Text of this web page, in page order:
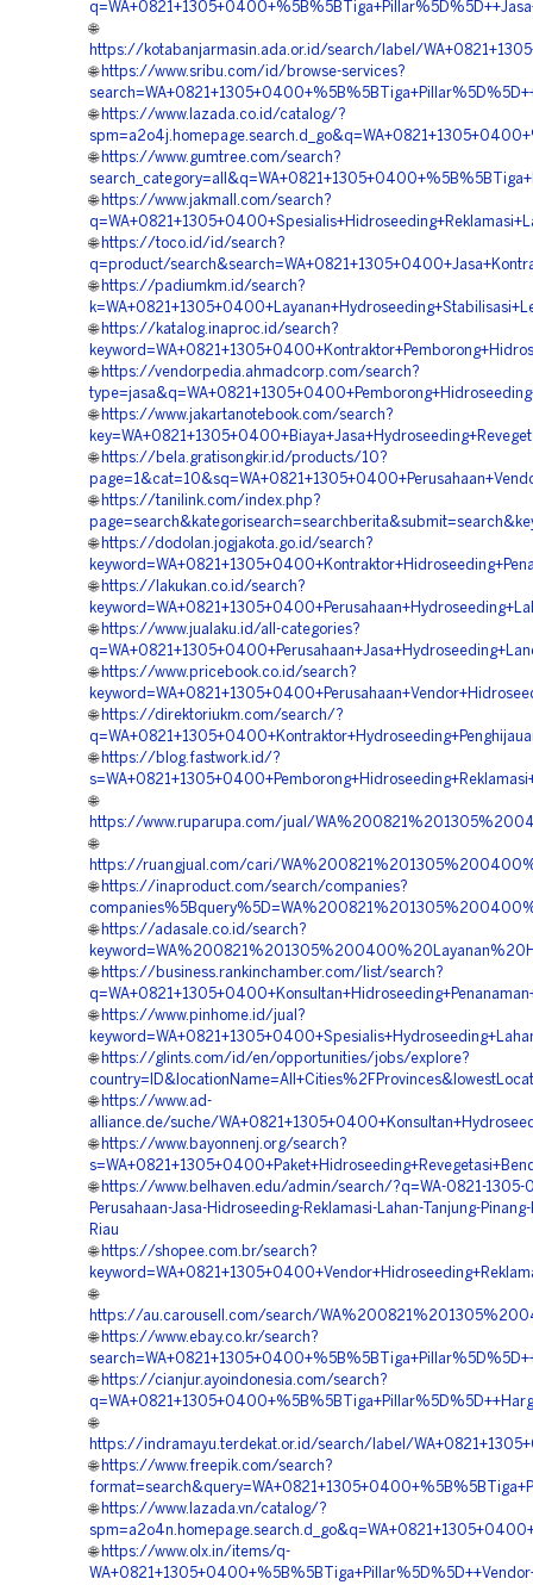
🌐
https://kotabanjarmasin.ada.or.id/search/label/
🌐 https://www.sribu.com/id/browse-services?
🌐 https://www.lazada.co.id/catalog/?
🌐 https://www.gumtree.com/search?
🌐 https://www.jakmall.com/search?
🌐 https://toco.id/id/search?
q=product/
🌐 https://padiumkm.id/search?
🌐 https://katalog.inaproc.id/search?
🌐 https://vendorpedia.ahmadcorp.com/search?
🌐 https://www.jakartanotebook.com/search?
🌐 https://bela.gratisongkir.id/products/10?
🌐 https://tanilink.com/index.php?
🌐 https://dodolan.jogjakota.go.id/search?
🌐 https://lakukan.co.id/search?
🌐 https://www.jualaku.id/all-categories?
🌐 https://www.pricebook.co.id/search?
🌐 https://direktoriukm.com/search/?
🌐 https://blog.fastwork.id/?
🌐
https://www.ruparupa.com/jual/
🌐
https://ruangjual.com/cari/
🌐 https://inaproduct.com/search/companies?
🌐 https://adasale.co.id/search?
🌐 https://business.rankinchamber.com/list/search?
🌐 https://www.pinhome.id/jual?
🌐 https://glints.com/id/en/opportunities/jobs/explore?
🌐 https://www.ad-
alliance.de/suche/
🌐 https://www.bayonnenj.org/search?
🌐 https://www.belhaven.edu/admin/search/?q=WA-0821-
Perusahaan-Jasa-Hidroseeding-Reklamasi-Lahan-Tanjung-
Riau
🌐 https://shopee.com.br/search?
🌐
https://au.carousell.com/search/
🌐 https://www.ebay.co.kr/search?
🌐 https://cianjur.ayoindonesia.com/search?
🌐
https://indramayu.terdekat.or.id/search/label/
🌐 https://www.freepik.com/search?
🌐 https://www.lazada.vn/catalog/?
🌐 https://www.olx.in/items/q-